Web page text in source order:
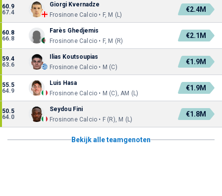
60.9
67.4
Giorgi Kvernadze
Frosinone Calcio • F, M (L)
€2.4M
60.8
66.8
Farès Ghedjemis
Frosinone Calcio • F, M (R)
€2.1M
59.4
63.6
Ilias Koutsoupias
Frosinone Calcio • M (C)
€1.9M
55.5
64.9
Luis Hasa
Frosinone Calcio • M (C), AM (L)
€1.9M
50.5
64.0
Seydou Fini
Frosinone Calcio • F (R), M (L)
€1.8M
Bekijk alle teamgenoten